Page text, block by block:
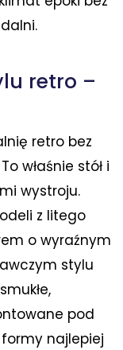
retro –
retro bez
właśnie stół i
wystroju.
z litego
o wyraźnym
stylu
pod
formy najlepiej